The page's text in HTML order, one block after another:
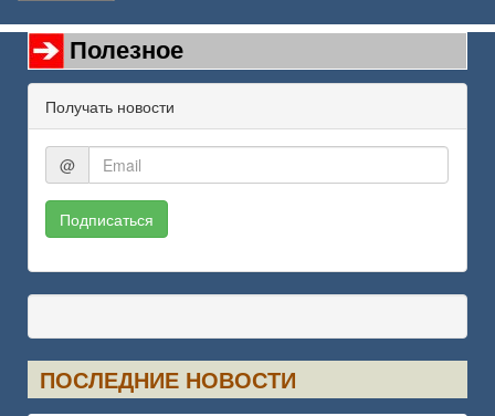
Полезное
Получать новости
@
Подписаться
ПОСЛЕДНИЕ НОВОСТИ